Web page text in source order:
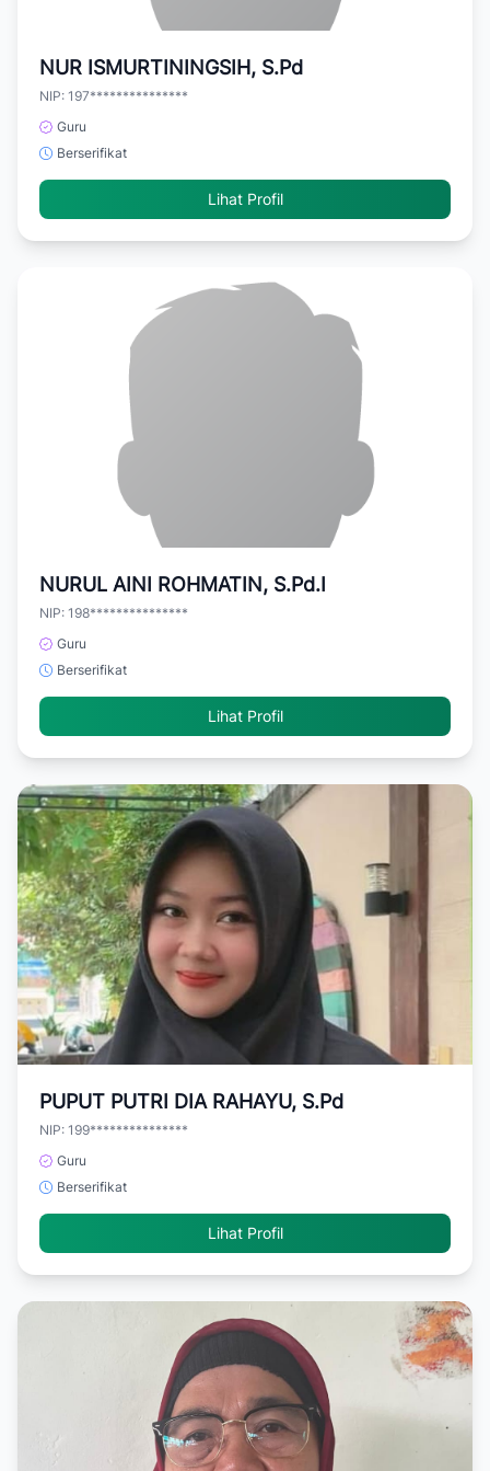
NUR ISMURTININGSIH, S.Pd
NIP: 197***************
Guru
Berserifikat
Lihat Profil
NURUL AINI ROHMATIN, S.Pd.I
NIP: 198***************
Guru
Berserifikat
Lihat Profil
PUPUT PUTRI DIA RAHAYU, S.Pd
NIP: 199***************
Guru
Berserifikat
Lihat Profil